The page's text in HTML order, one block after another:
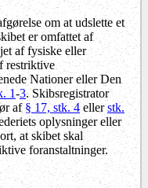
om at udslette et
er omfattet af
af fysiske eller
restriktive
Nationer eller Den
1-3. Skibsregistrator
af§ 17, stk. 4 ellerstk.
oplysninger eller
at skibet skal
foranstaltninger.